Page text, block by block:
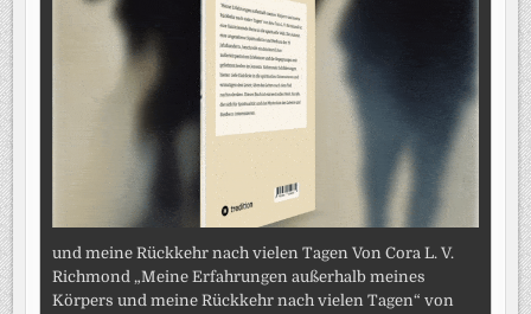
und meine Rückkehr nach vielen Tagen Von Cora L. V.
Richmond „Meine Erfahrungen außerhalb meines
Körpers und meine Rückkehr nach vielen Tagen“ von